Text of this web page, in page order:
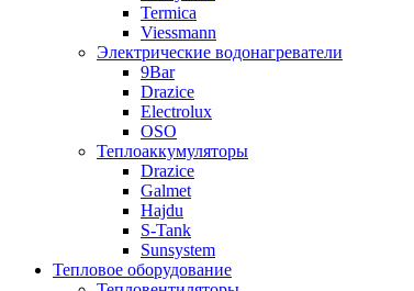
Termica
Viessmann
Электрические водонагреватели
9Bar
Drazice
Electrolux
OSO
Теплоаккумуляторы
Drazice
Galmet
Hajdu
S-Tank
Sunsystem
Тепловое оборудование